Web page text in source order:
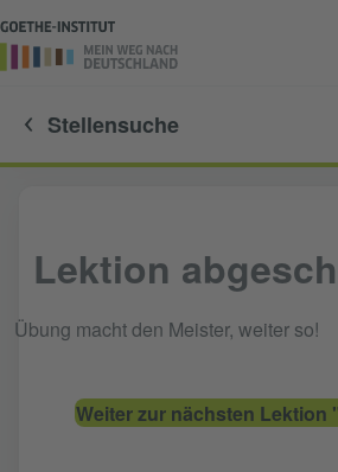
Stellensuche
Lektion
Übung macht den Meister, weiter so!
Weiter zur nächsten Lektion